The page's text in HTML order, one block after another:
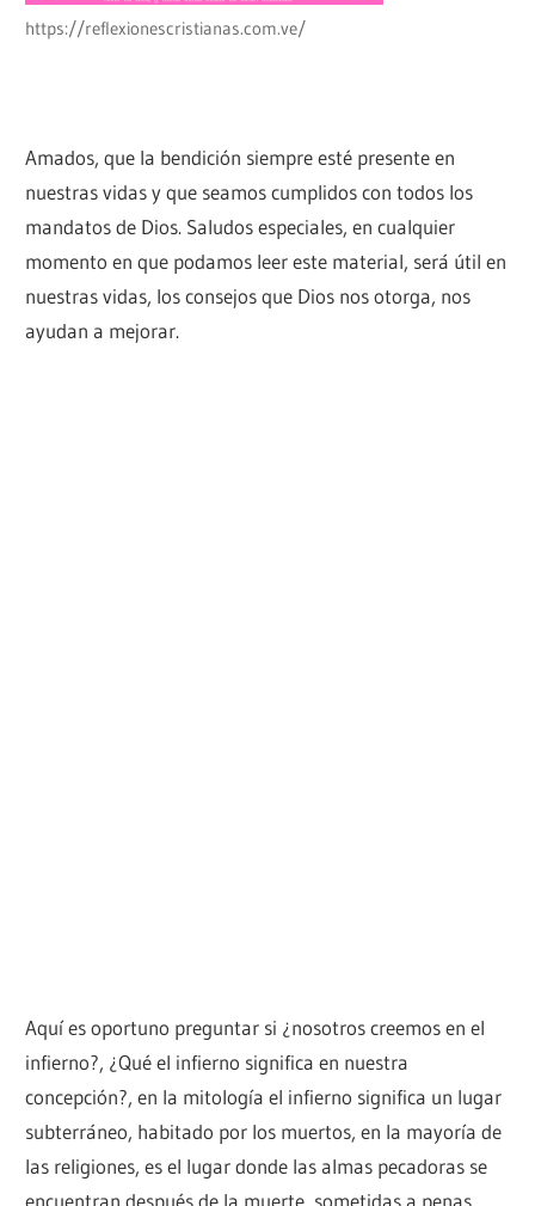
https://reflexionescristianas.com.ve/
Amados, que la bendición siempre esté presente en
nuestras vidas y que seamos cumplidos con todos los
mandatos de Dios. Saludos especiales, en cualquier
momento en que podamos leer este material, será útil en
nuestras vidas, los consejos que Dios nos otorga, nos
ayudan a mejorar.
Aquí es oportuno preguntar si ¿nosotros creemos en el
infierno?, ¿Qué el infierno significa en nuestra
concepción?, en la mitología el infierno significa un lugar
subterráneo, habitado por los muertos, en la mayoría de
las religiones, es el lugar donde las almas pecadoras se
encuentran después de la muerte, sometidas a penas